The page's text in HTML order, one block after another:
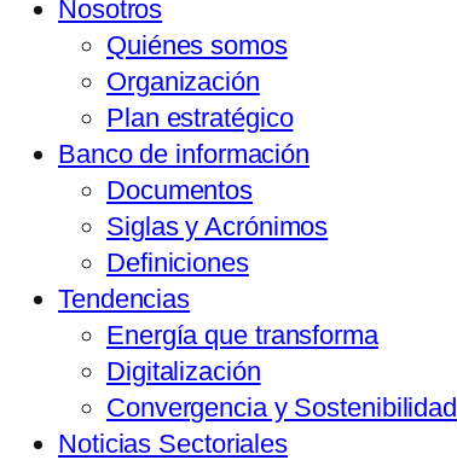
Nosotros
Quiénes somos
Organización
Plan estratégico
Banco de información
Documentos
Siglas y Acrónimos
Definiciones
Tendencias
Energía que transforma
Digitalización
Convergencia y Sostenibilidad
Noticias Sectoriales